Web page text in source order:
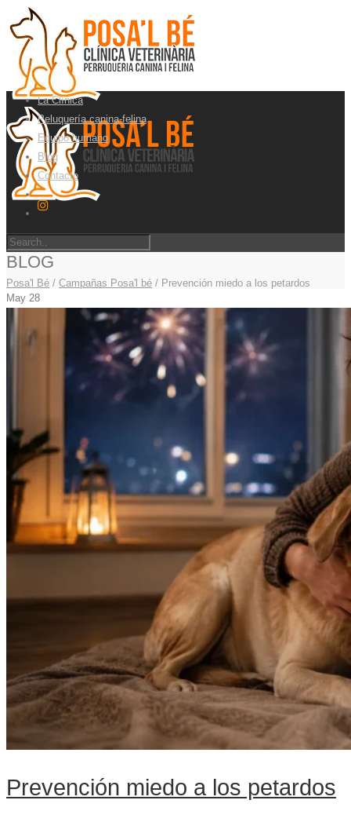
La Clínica
Peluquería canina-felina
Equipo humano
Blog
Contacto
BLOG
Posa'l Bé / Campañas Posa'l bé / Prevención miedo a los petardos
May 28
Prevención miedo a los petardos